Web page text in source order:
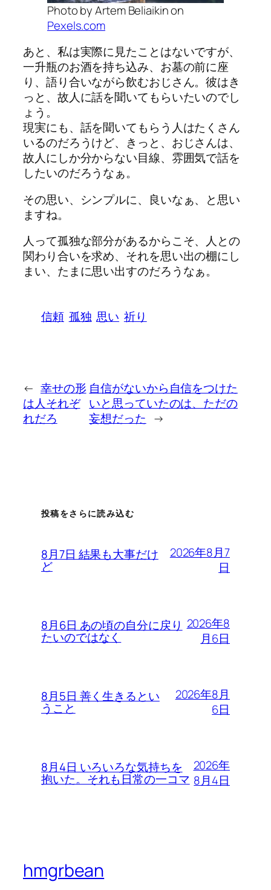
Photo by Artem Beliaikin on
Pexels.com
あと、私は実際に見たことはないですが、
一升瓶のお酒を持ち込み、お墓の前に座
り、語り合いながら飲むおじさん。彼はき
っと、故人に話を聞いてもらいたいのでし
ょう。
現実にも、話を聞いてもらう人はたくさん
いるのだろうけど、きっと、おじさんは、
故人にしか分からない目線、雰囲気で話を
したいのだろうなぁ。
その思い、シンプルに、良いなぁ、と思い
ますね。
人って孤独な部分があるからこそ、人との
関わり合いを求め、それを思い出の棚にし
まい、たまに思い出すのだろうなぁ。
信頼 孤独 思い 祈り
← 幸せの形
は人それぞ
れだろ
自信がないから自信をつけた
いと思っていたのは、ただの
妄想だった →
投稿をさらに読み込む
8月7日 結果も大事だけ
ど
2026年8月7
日
8月6日 あの頃の自分に戻り
たいのではなく
2026年8
月6日
8月5日 善く生きるとい
うこと
2026年8月
6日
8月4日 いろいろな気持ちを
抱いた。それも日常の一コマ
2026年
8月4日
hmgrbean